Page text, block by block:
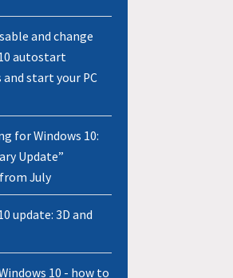
and change
autostart
start your PC
for Windows 10:
Update”
July
update: 3D and
10 - how to